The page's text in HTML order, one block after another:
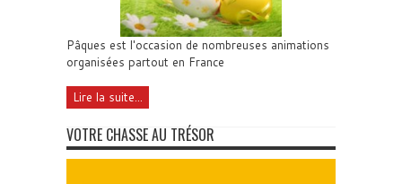
Pâques est l'occasion de nombreuses animations
organisées partout en France
Lire la suite...
VOTRE CHASSE AU TRÉSOR